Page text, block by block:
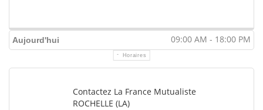
Aujourd'hui 09:00 AM - 18:00 PM
Horaires
Contactez La France Mutualiste
ROCHELLE (LA)